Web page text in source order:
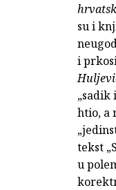
su i
i
„sadik
htio, a
tekst
u